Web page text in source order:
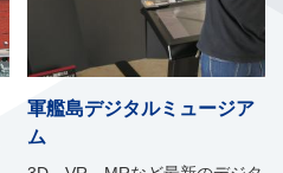
軍艦島デジタルミュージア
ム